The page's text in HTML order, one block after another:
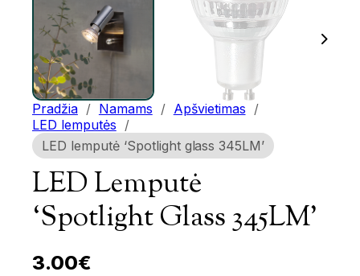
Pradžia / Namams / Apšvietimas /
LED lemputės /
LED lemputė ‘Spotlight glass 345LM’
LED Lemputė
‘Spotlight Glass 345LM’
3.00€